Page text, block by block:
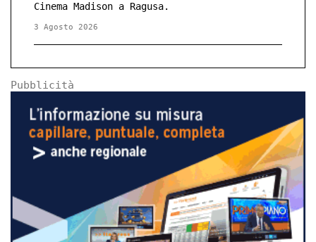
Cinema Madison a Ragusa.
3 Agosto 2026
Pubblicità